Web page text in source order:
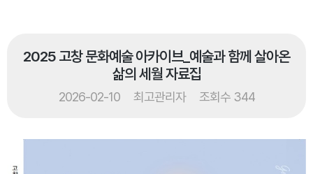
2025 고창 문화예술 아카이브_예술과 함께 살아온
삶의 세월 자료집
2026-02-10 최고관리자 조회수 344